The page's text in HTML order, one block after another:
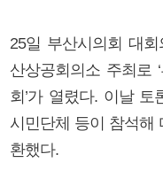
25일 부산시의회 대
산상공회의소 주최로
회’가 열렸다. 이날
시민단체 등이 참석해
환했다.